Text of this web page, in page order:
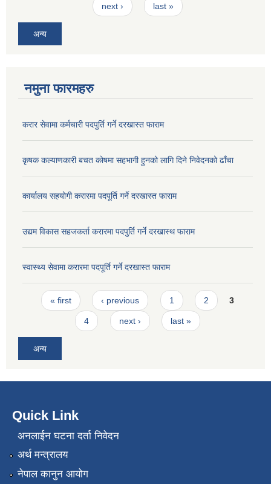
next › last »
अन्य
नमुना फारमहरु
करार सेवामा कर्मचारी पदपुर्ति गर्ने दरखास्त फाराम
कृषक कल्याणकारी बचत कोषमा सहभागी हुनको लागि दिने निवेदनको ढाँचा
कार्यालय सहयोगी करारमा पदपूर्ति गर्ने दरखास्त फाराम
उद्यम विकास सहजकर्ता करारमा पदपुर्ति गर्ने दरखास्थ फाराम
स्वास्थ्य सेवामा करारमा पदपूर्ति गर्ने दरखास्त फाराम
Pages
« first ‹ previous 1 2 3
4 next › last »
अन्य
Quick Link
अनलाईन घटना दर्ता निवेदन
अर्थ मन्त्रालय
नेपाल कानुन आयोग